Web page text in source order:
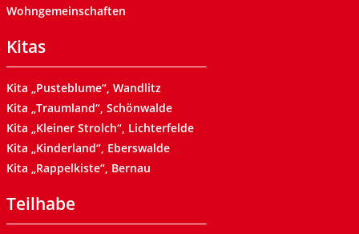
Wohngemeinschaften
Kitas
Kita „Pusteblume“, Wandlitz
Kita „Traumland“, Schönwalde
Kita „Kleiner Strolch“, Lichterfelde
Kita „Kinderland“, Eberswalde
Kita „Rappelkiste“, Bernau
Teilhabe